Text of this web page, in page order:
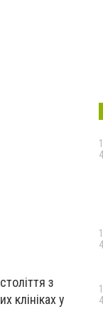
з
клініках у